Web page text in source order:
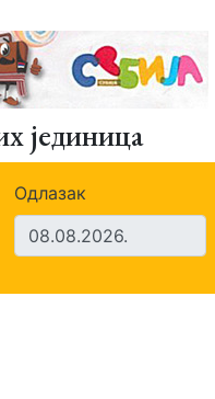
јединица
Одлазак